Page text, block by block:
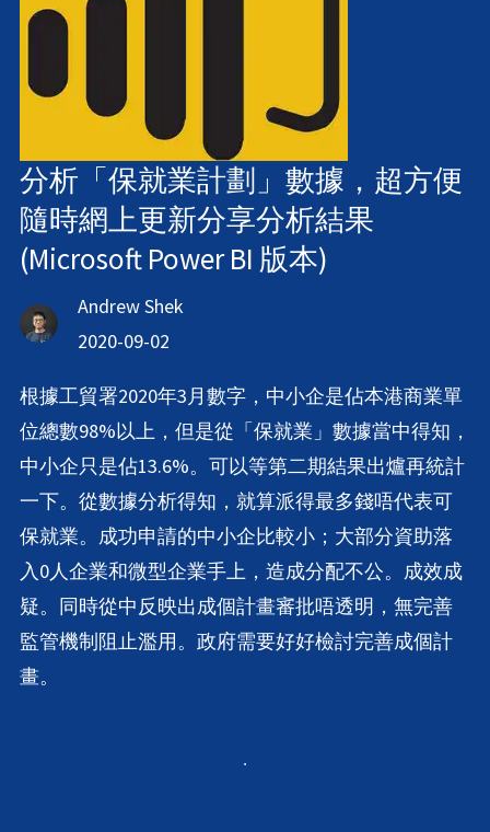
分析「保就業計劃」數據，超方便
隨時網上更新分享分析結果
(Microsoft Power BI 版本)
Andrew Shek
2020-09-02
根據工貿署2020年3月數字，中小企是佔本港商業單
位總數98%以上，但是從「保就業」數據當中得知，
中小企只是佔13.6%。可以等第二期結果出爐再統計
一下。從數據分析得知，就算派得最多錢唔代表可
保就業。成功申請的中小企比較小；大部分資助落
入0人企業和微型企業手上，造成分配不公。成效成
疑。同時從中反映出成個計畫審批唔透明，無完善
監管機制阻止濫用。政府需要好好檢討完善成個計
畫。